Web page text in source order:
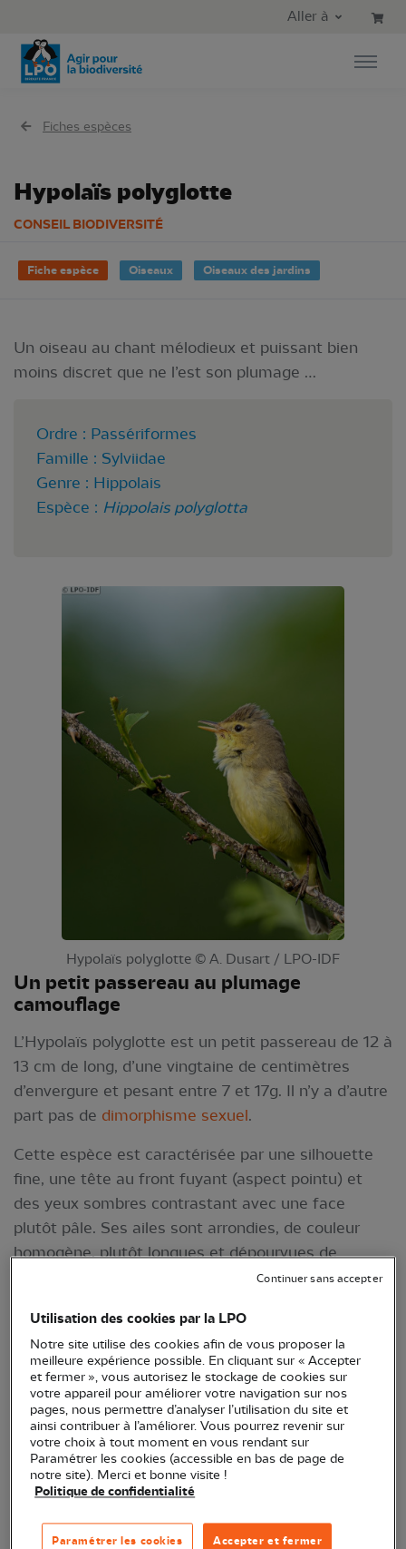
Aller au menu principal
Aller à
Fiches espèces
Hypolaïs polyglotte
CONSEIL BIODIVERSITÉ
Fiche espèce Oiseaux Oiseaux des jardins
Un oiseau au chant mélodieux et puissant bien
moins discret que ne l’est son plumage …
Ordre : Passériformes
Famille : Sylviidae
Genre : Hippolais
Espèce : Hippolais polyglotta
Hypolaïs polyglotte © A. Dusart / LPO-IDF
Un petit passereau au plumage
camouflage
L’Hypolaïs polyglotte est un petit passereau de 12 à
13 cm de long, d’une vingtaine de centimètres
d’envergure et pesant entre 7 et 17g. Il n’y a d’autre
part pas de dimorphisme sexuel.
Cette espèce est caractérisée par une silhouette
fine, une tête au front fuyant (aspect pointu) et
des yeux sombres contrastant avec une face
plutôt pâle. Ses ailes sont arrondies, de couleur
homogène, plutôt longues et dépourvues de
sont légèrement
mandibule inférieure jaune-orangée), assez large et
pointu et ses pattes brun terne. Entre son bec et
chaque œil, on peut observer une bande fine ou
sourcil jaune pâle. Le dos de l’oiseau est vert
grisâtre voire parfois brunâtre tandis que sa gorge
et sa poitrine sont jaunes (parfois plus clairs,
jusqu’à presque blancs). Son plumage lui permet
donc de se dissimuler dans la végétation
(camouflage).
Utilisation des cookies par la LPO
Notre site utilise des cookies afin de vous proposer la
meilleure expérience possible. En cliquant sur « Accepter
et fermer », vous autorisez le stockage de cookies sur
votre appareil pour améliorer votre navigation sur nos
pages, nous permettre d’analyser l’utilisation du site et
ainsi contribuer à l’améliorer. Vous pourrez revenir sur
votre choix à tout moment en vous rendant sur
Paramétrer les cookies (accessible en bas de page de
notre site). Merci et bonne visite !
Politique de confidentialité
Accepter et fermer
Paramétrer les cookies
Continuer sans accepter